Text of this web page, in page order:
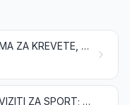
POKUĆSTVO; OPREMA ZA KREVETE, MADRACI, NOSAČI MADRACA, JASTUCI I SLIČNI PUNJENI PROIZVODI; SVJETILJKE I RASVJETNA TIJELA, NESPOMENUTI NITI UKLJUČENI NA DRUGOM MJESTU; OSVIJETLJENI ZNAKOVI, OSVIJETLJENE NATPISNE PLOČICE I SLIČNO; MONTAŽNE ZGRADE
IGRAČKE, IGRE I REKVIZITI ZA SPORT; NJIHOVI DIJELOVI I PRIBOR